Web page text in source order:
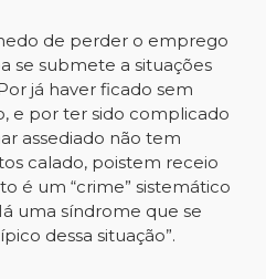
de perder o emprego
se submete a situações
já haver ficado sem
e por ter sido complicado
assediado não tem
calado, poistem receio
é um “crime” sistemático
uma síndrome que se
dessa situação”.